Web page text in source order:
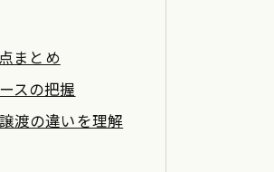
まとめ
スの把握
渡の違いを理解
スク対策